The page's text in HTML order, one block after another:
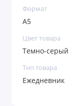
Формат
A5
Цвет товара
Темно-серый
Тип товара
Ежедневник